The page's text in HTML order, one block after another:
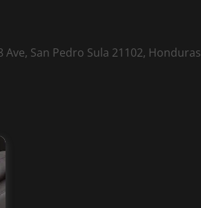
Ave, San Pedro Sula 21102, Honduras